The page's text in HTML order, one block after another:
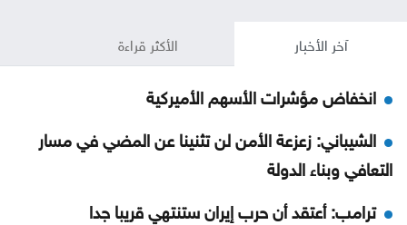
آخر الأخبار الأكثر قراءة
انخفاض مؤشرات الأسهم الأميركية
الشيباني: زعزعة الأمن لن تثنينا عن المضي في مسار
التعافي وبناء الدولة
ترامب: أعتقد أن حرب إيران ستنتهي قريبا جدا